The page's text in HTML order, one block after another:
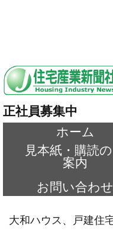
正社員募集中
ホーム
見本紙・購読
案内
お問い合わせ
大和ハウス、戸建住